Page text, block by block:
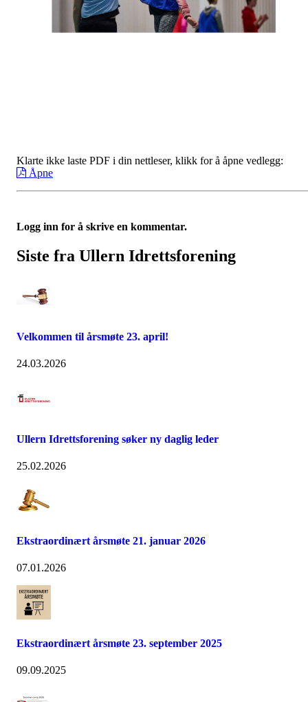
Klarte ikke laste PDF i din nettleser, klikk for å åpne vedlegg:
Åpne
Logg inn for å skrive en kommentar.
Siste fra Ullern Idrettsforening
Velkommen til årsmøte 23. april!
24.03.2026
Ullern Idrettsforening søker ny daglig leder
25.02.2026
Ekstraordinært årsmøte 21. januar 2026
07.01.2026
Ekstraordinært årsmøte 23. september 2025
09.09.2025